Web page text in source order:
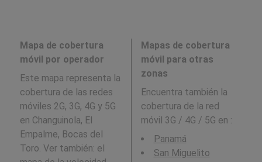
Mapa de cobertura
móvil por operador
Este mapa representa la
cobertura de las redes
móviles 2G, 3G, 4G y 5G
en Changuinola, El
Empalme, Bocas del
Toro. Ver también: el
Mapas de cobertura
móvil para otras
zonas
Encuentra también la
cobertura de la red
móvil 3G / 4G / 5G en :
Panamá
San Miguelito